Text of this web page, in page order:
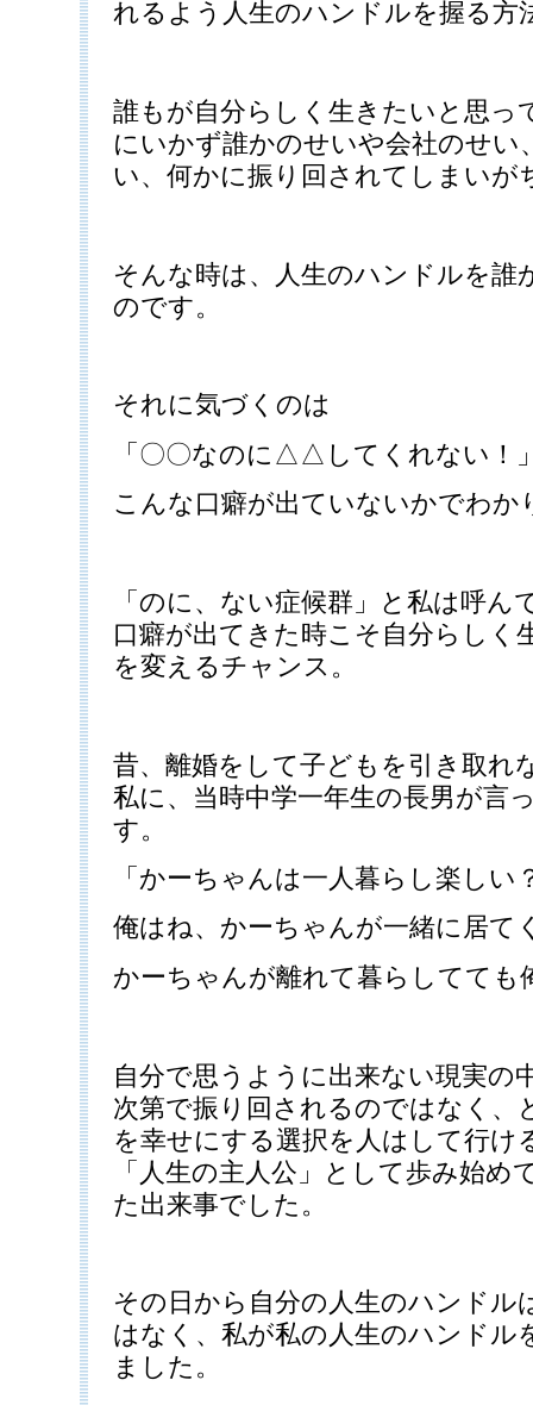
れるよう人生のハンドルを握る方
誰もが自分らしく生きたいと思っ
にいかず誰かのせいや会社のせい
い、何かに振り回されてしまいが
そんな時は、人生のハンドルを
のです。
それに気づくのは
「〇〇なのに△△してくれない！
こんな口癖が出ていないかでわか
「のに、ない症候群」と私は呼
口癖が出てきた時こそ自分らしく
を変えるチャンス。
昔、離婚をして子どもを引き取れ
私に、当時中学一年生の長男が言
す。
「かーちゃんは一人暮らし楽しい
俺はね、かーちゃんが一緒に居て
かーちゃんが離れて暮らしてても
自分で思うように出来ない現実の
次第で振り回されるのではなく、
を幸せにする選択を人はして行け
「人生の主人公」として歩み始
た出来事でした。
その日から自分の人生のハンドル
はなく、私が私の人生のハンドル
ました。